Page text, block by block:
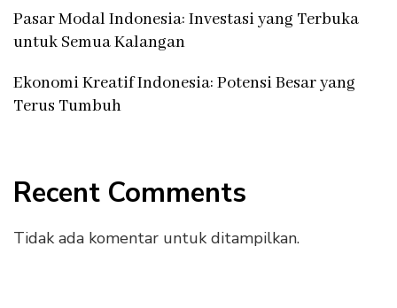
Pasar Modal Indonesia: Investasi yang Terbuka
untuk Semua Kalangan
Ekonomi Kreatif Indonesia: Potensi Besar yang
Terus Tumbuh
Recent Comments
Tidak ada komentar untuk ditampilkan.